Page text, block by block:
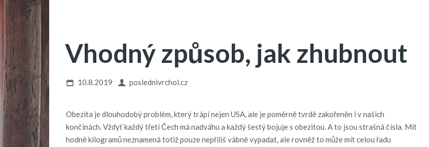
Vhodný způsob, jak zhubnout
10.8.2019 poslednivrchol.cz
Obezita je dlouhodobý problém, který trápí nejen USA, ale je poměrně tvrdě zakořeněn i v našich
končinách. Vždyť každý třetí Čech má nadváhu a každý šestý bojuje s obezitou. A to jsou strašná čísla. Mít
hodně kilogramů neznamená totiž pouze nepříliš vábně vypadat, ale rovněž to může mít celou řadu